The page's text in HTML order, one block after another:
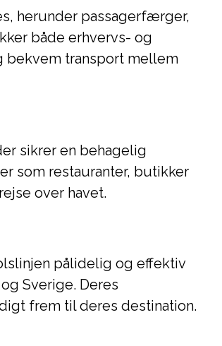
herunder passagerfærger,
både erhvervs- og
transport mellem
sikrer en behagelig
som restauranter, butikker
over havet.
pålidelig og effektiv
Sverige. Deres
frem til deres destination.